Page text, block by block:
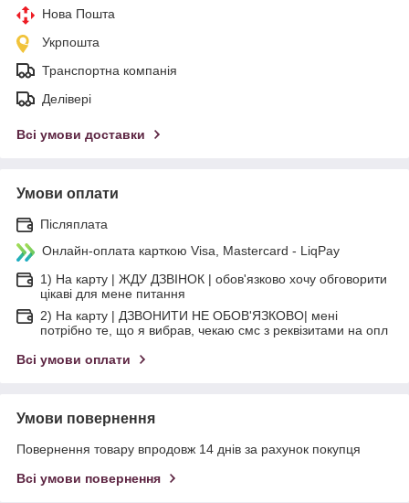
Нова Пошта
Укрпошта
Транспортна компанія
Делівері
Всі умови доставки
Умови оплати
Післяплата
Онлайн-оплата карткою Visa, Mastercard - LiqPay
1) На карту | ЖДУ ДЗВІНОК | обов'язково хочу обговорити
цікаві для мене питання
2) На карту | ДЗВОНИТИ НЕ ОБОВ'ЯЗКОВО| мені
потрібно те, що я вибрав, чекаю смс з реквізитами на опл
Всі умови оплати
Умови повернення
Повернення товару впродовж 14 днів за рахунок покупця
Всі умови повернення